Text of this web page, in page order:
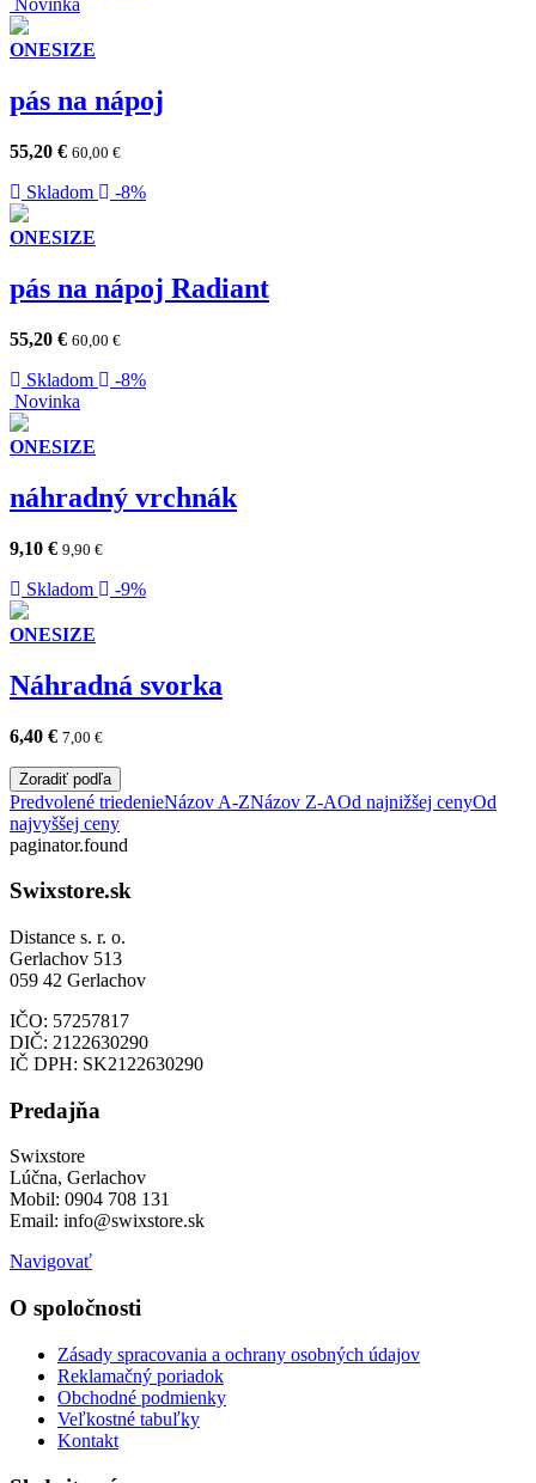
Novinka
ONESIZE
pás na nápoj
55,20 € 60,00 €
Skladom -8%
ONESIZE
pás na nápoj Radiant
55,20 € 60,00 €
Skladom
-8%
Novinka
ONESIZE
náhradný vrchnák
9,10 € 9,90 €
Skladom -9%
ONESIZE
Náhradná svorka
6,40 € 7,00 €
Zoradiť podľa
Predvolené triedenieNázov A-ZNázov Z-AOd najnižšej cenyOd
najvyššej ceny
paginator.found
Swixstore.sk
Distance s. r. o.
Gerlachov 513
059 42 Gerlachov
IČO: 57257817
DIČ: 2122630290
IČ DPH: SK2122630290
Predajňa
Swixstore
Lúčna, Gerlachov
Mobil: 0904 708 131
Email: info@swixstore.sk
Navigovať
O spoločnosti
Zásady spracovania a ochrany osobných údajov
Reklamačný poriadok
Obchodné podmienky
Veľkostné tabuľky
Kontakt